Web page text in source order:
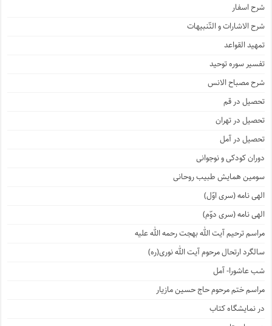
شرح اسفار
شرح الاشارات و التّنبیهات
تمهید القواعد
تفسیر سوره توحید
شرح مصباح الانس
تحصیل در قم
تحصیل در تهران
تحصیل در آمل
دوران کودکی و نوجوانی
سومین همایش طبیب روحانی
الهی نامه (سری اوّل)
الهی نامه (سری دوّم)
مراسم ترحیم آیت الله بهجت رحمه الله علیه
سالگرد ارتحال مرحوم آیت الله نوری(ره)
شب عاشورا- آمل
مراسم ختم مرحوم حاج حسین مازیار
در نمایشگاه کتاب